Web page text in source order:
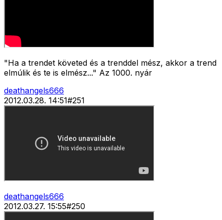
"Ha a trendet követed és a trenddel mész, akkor a trend
elmúlik és te is elmész..." Az 1000. nyár
deathangels666
2012.03.28. 14:51#251
deathangels666
2012.03.27. 15:55#250